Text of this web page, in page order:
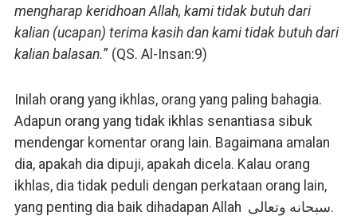
mengharap keridhoan Allah, kami tidak butuh dari
kalian (ucapan) terima kasih dan kami tidak butuh dari
kalian balasan.” (QS. Al-Insan:9)
Inilah orang yang ikhlas, orang yang paling bahagia.
Adapun orang yang tidak ikhlas senantiasa sibuk
mendengar komentar orang lain. Bagaimana amalan
dia, apakah dia dipuji, apakah dicela. Kalau orang
ikhlas, dia tidak peduli dengan perkataan orang lain,
yang penting dia baik dihadapan Allah سبحانه وتعالى.